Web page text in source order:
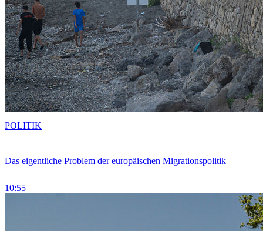
Das eigentliche Problem der europäischen Migrationspolitik
10:55
POLITIK